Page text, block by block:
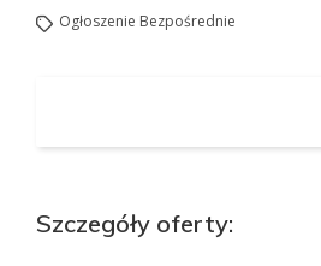
Ogłoszenie Bezpośrednie
Szczegóły oferty: